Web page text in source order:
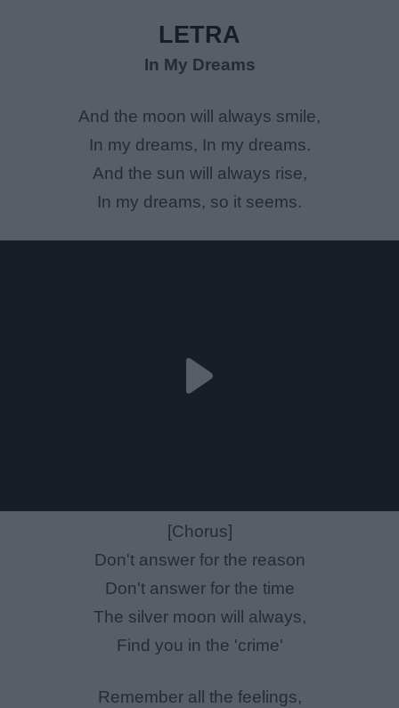
LETRA
In My Dreams
And the moon will always smile,
In my dreams, In my dreams.
And the sun will always rise,
In my dreams, so it seems.
[Chorus]
Don't answer for the reason
Don't answer for the time
The silver moon will always,
Find you in the 'crime'
Remember all the feelings,